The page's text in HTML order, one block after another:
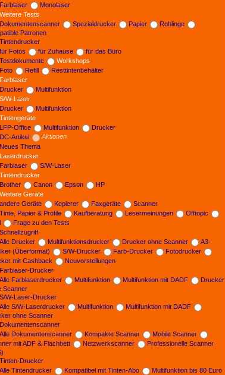
Farblaser
Monolaser
Weitere Tests
Dokumentenscanner
Spezialdrucker Papier
Rohlinge
Patronen
Tintendrucker
für Fotos
für Zuhause
für das Büro
Testdokumente
Workshops
Foto
Refill
Resttintenbehälter
Farblaser
Drucker
Multifunktion
S/W-Laser
Drucker
Multifunktion
Tintengeräte
LFP-Office
Multifunktion
Drucker
DC-Artikel
Aktionen
Neues Thema
Laserdrucker
Farblaser
S/W-Laser
Tintendrucker
Brother
Canon Epson
HP
Weitere Geräte
andere Geräte
Kopierer Faxgeräte
Scanner
Tinte, Papier & Profile
Kaufberatung Lesermeinungen
Offtopic
Frage zu den Tests
Schnellzugriff
Alle Drucker
Multifunktionsdrucker Drucker ohne Scanner
A3-
(Überformat)
S/W-Drucker Farb-Drucker
Fotodrucker
mit Cashback
Neuvorstellungen
Farblaser-Drucker
Alle Farblaserdrucker
Multifunktion Multifunktion mit DADF
Drucker
Scanner
S/W-Laser-Drucker
Alle S/W-Laserdrucker
Multifunktion
Multifunktion mit DADF
ohne Scanner
Dokumentenscanner
Alle Dokumentenscanner
Kompakte Scanner
Mobile Scanner
mit ADF & Flachbett
Netzwerkscanner
Professionelle Scanner
Tinten-Drucker
Alle Tintendrucker
Kompatibel mit Tinten-Abo
Multifunktion bis 80 Euro